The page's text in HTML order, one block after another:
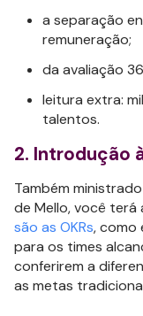
a separação
remuneração;
da avaliação
leitura extra:
talentos.
2. Introdução
Também
de Mello, você
são as OKRs, como
para os times
conferirem a
as metas